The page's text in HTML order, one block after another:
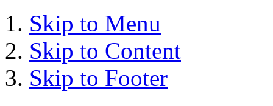
Skip to Menu
Skip to Content
Skip to Footer